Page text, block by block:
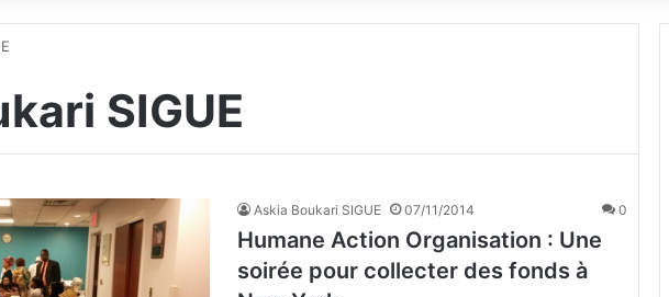
SIGUE
Askia Boukari SIGUE 07/11/2014 0
Humane Action Organisation : Une
soirée pour collecter des fonds à